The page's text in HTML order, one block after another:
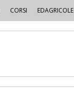
CORSI EDAGRICOLE